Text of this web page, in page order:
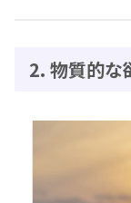
2. 物質的な